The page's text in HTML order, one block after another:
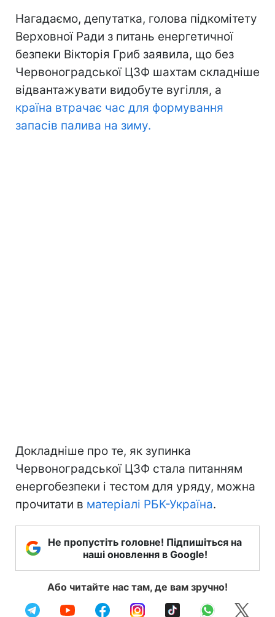
Нагадаємо, депутатка, голова підкомітету
Верховної Ради з питань енергетичної
безпеки Вікторія Гриб заявила, що без
Червоноградської ЦЗФ шахтам складніше
відвантажувати видобуте вугілля, а
країна втрачає час для формування
запасів палива на зиму.
Докладніше про те, як зупинка
Червоноградської ЦЗФ стала питанням
енергобезпеки і тестом для уряду, можна
прочитати в матеріалі РБК-Україна.
Не пропустіть головне! Підпишіться на
наші оновлення в Google!
Або читайте нас там, де вам зручно!